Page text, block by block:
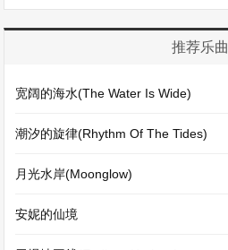
推荐乐曲
宽阔的海水(The Water Is Wide)
潮汐的旋律(Rhythm Of The Tides)
月光水岸(Moonglow)
安妮的仙境